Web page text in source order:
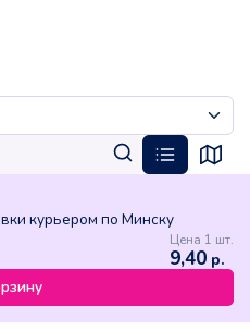
курьером по Минску
Цена 1 шт.
9,40 р.